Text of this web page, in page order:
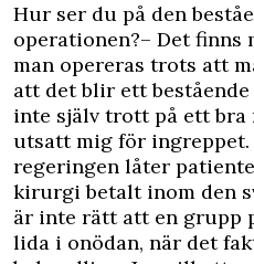
Hur ser du på den
operationen?– Det finns
man opereras trots att
att det blir ett
inte själv trott på ett
utsatt mig för
regeringen låter
kirurgi betalt inom den
är inte rätt att en grupp
lida i onödan, när det